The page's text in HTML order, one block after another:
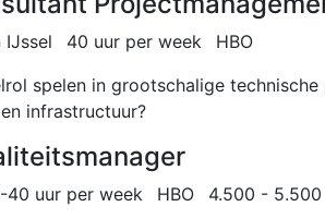
IJssel 40 uur per week
HBO
spelen in grootschalige
infrastructuur?
40 uur per week HBO
4.500 - 5.500